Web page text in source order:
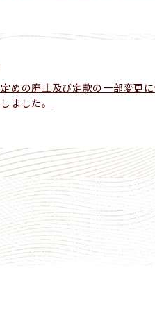
めの廃止及び定款の一部変更
ました。